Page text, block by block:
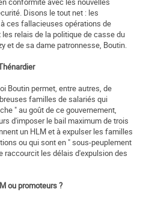
Disons le tout net : les
ces fallacieuses opérations de
relais de la politique de casse du
et de sa dame patronnesse, Boutin.
Boutin permet, entre autres, de
familles de salariés qui
" au goût de ce gouvernement,
d'imposer le bail maximum de trois
un HLM et à expulser les familles
ou qui sont en " sous-peuplement
raccourcit les délais d'expulsion des
ou promoteurs ?